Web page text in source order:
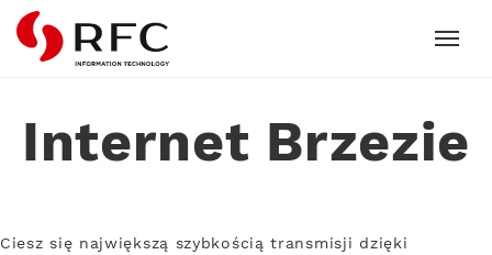
RFC
Internet Brzezie
Ciesz się największą szybkością transmisji dzięki